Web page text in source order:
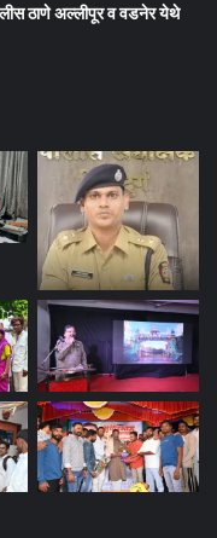
ठाणे अल्लीपूर व वडनेर येथे